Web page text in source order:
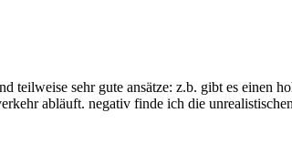
teilweise sehr gute ansätze: z.b. gibt es einen
abläuft. negativ finde ich die